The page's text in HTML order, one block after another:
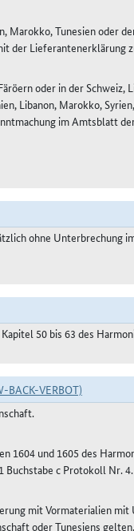
Tunesien oder
der Lieferantenerklärung
oder in der Schweiz,
Libanon, Marokko,
im Amtsblatt
ohne Unterbrechung
50 bis 63 des
BACK-VERBOT)
1604 und 1605 des
Buchstabe c Protokoll Nr. 4.
mit Vormaterialien
oder Tunesiens gelten.